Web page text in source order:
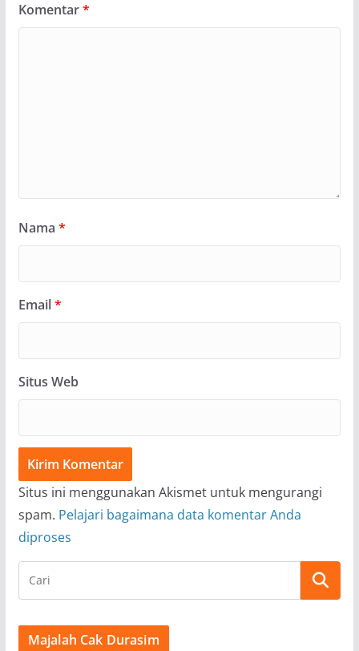
Komentar*
Nama *
Email*
Situs Web
Situs ini menggunakan Akismet untuk mengurangi
spam. Pelajari bagaimana data komentar Anda
diproses
Majalah Cak Durasim